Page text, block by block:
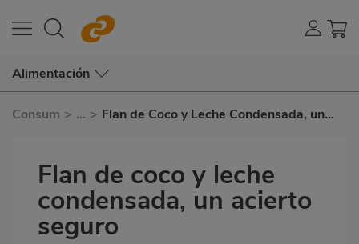
Alimentación
Consum > ... > Flan de Coco y Leche Condensada, un
Flan de coco y leche
condensada, un acierto
seguro